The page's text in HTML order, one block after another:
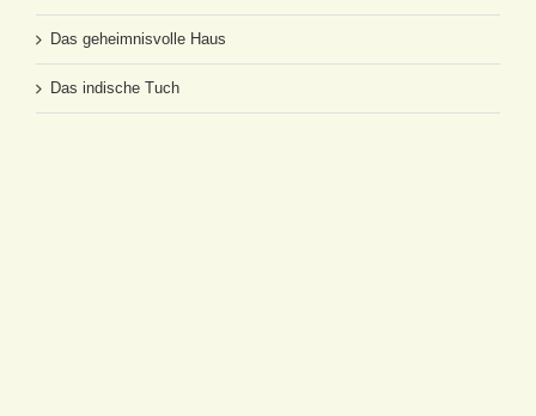
Das geheimnisvolle Haus
Das indische Tuch